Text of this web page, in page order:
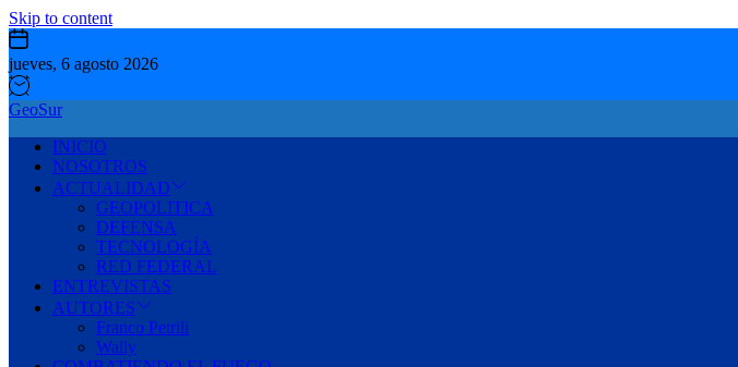
Skip to content
jueves, 6 agosto 2026
GeoSur
INICIO
NOSOTROS
ACTUALIDAD
GEOPOLITICA
DEFENSA
TECNOLOGÍA
RED FEDERAL
ENTREVISTAS
AUTORES
Franco Petrili
Wally